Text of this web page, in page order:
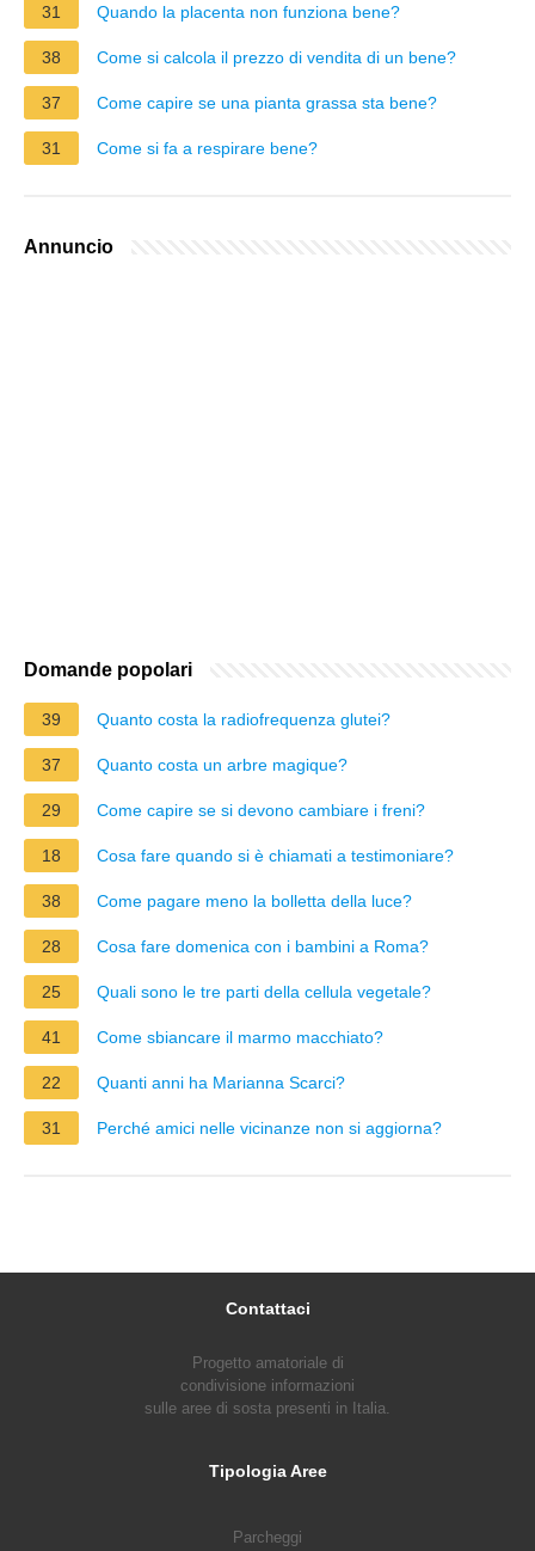
31 Quando la placenta non funziona bene?
38 Come si calcola il prezzo di vendita di un bene?
37 Come capire se una pianta grassa sta bene?
31 Come si fa a respirare bene?
Annuncio
Domande popolari
39 Quanto costa la radiofrequenza glutei?
37 Quanto costa un arbre magique?
29 Come capire se si devono cambiare i freni?
18 Cosa fare quando si è chiamati a testimoniare?
38 Come pagare meno la bolletta della luce?
28 Cosa fare domenica con i bambini a Roma?
25 Quali sono le tre parti della cellula vegetale?
41 Come sbiancare il marmo macchiato?
22 Quanti anni ha Marianna Scarci?
31 Perché amici nelle vicinanze non si aggiorna?
Contattaci
Progetto amatoriale di
condivisione informazioni
sulle aree di sosta presenti in Italia.
Tipologia Aree
Parcheggi